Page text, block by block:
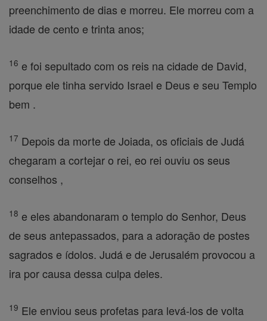
preenchimento de dias e morreu. Ele morreu com a
idade de cento e trinta anos;
16 e foi sepultado com os reis na cidade de David,
porque ele tinha servido Israel e Deus e seu Templo
bem .
17 Depois da morte de Joiada, os oficiais de Judá
chegaram a cortejar o rei, eo rei ouviu os seus
conselhos ,
18 e eles abandonaram o templo do Senhor, Deus
de seus antepassados, para a adoração de postes
sagrados e ídolos. Judá e de Jerusalém provocou a
ira por causa dessa culpa deles.
19 Ele enviou seus profetas para levá-los de volta